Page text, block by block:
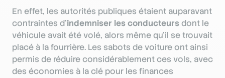
En effet, les autorités publiques étaient auparavant
contraintes d’indemniser les conducteursdont le
véhicule avait été volé, alors même qu’il se trouvait
placé à la fourrière. Les sabots de voiture ont ainsi
permis de réduire considérablement ces vols, avec
des économies à la clé pour les finances